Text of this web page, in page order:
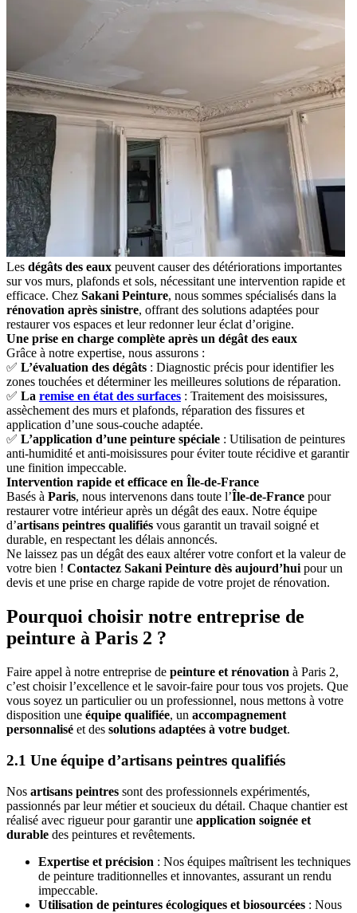
Les dégâts des eaux peuvent causer des détériorations importantes
sur vos murs, plafonds et sols, nécessitant une intervention rapide et
efficace. Chez Sakani Peinture, nous sommes spécialisés dans la
rénovation après sinistre, offrant des solutions adaptées pour
restaurer vos espaces et leur redonner leur éclat d’origine.
Une prise en charge complète après un dégât des eaux
Grâce à notre expertise, nous assurons :
✅ L’évaluation des dégâts : Diagnostic précis pour identifier les
zones touchées et déterminer les meilleures solutions de réparation.
✅ La remise en état des surfaces : Traitement des moisissures,
assèchement des murs et plafonds, réparation des fissures et
application d’une sous-couche adaptée.
✅ L’application d’une peinture spéciale : Utilisation de peintures
anti-humidité et anti-moisissures pour éviter toute récidive et garantir
une finition impeccable.
Intervention rapide et efficace en Île-de-France
Basés à Paris, nous intervenons dans toute l’Île-de-France pour
restaurer votre intérieur après un dégât des eaux. Notre équipe
d’artisans peintres qualifiés vous garantit un travail soigné et
durable, en respectant les délais annoncés.
Ne laissez pas un dégât des eaux altérer votre confort et la valeur de
votre bien ! Contactez Sakani Peinture dès aujourd’huipour un
devis et une prise en charge rapide de votre projet de rénovation.
Pourquoi choisir notre entreprise de
peinture à Paris 2 ?
Faire appel à notre entreprise de peinture et rénovation à Paris 2,
c’est choisir l’excellence et le savoir-faire pour tous vos projets. Que
vous soyez un particulier ou un professionnel, nous mettons à votre
disposition une équipe qualifiée, un accompagnement
personnalisé et des solutions adaptées à votre budget.
2.1 Une équipe d’artisans peintres qualifiés
Nos artisans peintres sont des professionnels expérimentés,
passionnés par leur métier et soucieux du détail. Chaque chantier est
réalisé avec rigueur pour garantir une application soignée et
durable des peintures et revêtements.
Expertise et précision : Nos équipes maîtrisent les techniques
de peinture traditionnelles et innovantes, assurant un rendu
impeccable.
Utilisation de peintures écologiques et biosourcées : Nous